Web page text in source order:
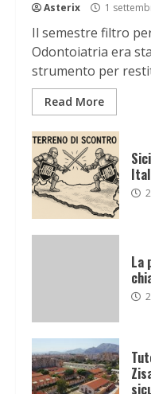
Asterix 1
Il semestre filtro
Odontoiatria era
strumento per
Read More
La